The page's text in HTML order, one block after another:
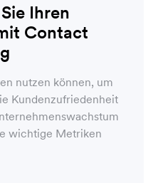
Ihren
Contact
nutzen können, um
Kundenzufriedenheit
wichtige Metriken